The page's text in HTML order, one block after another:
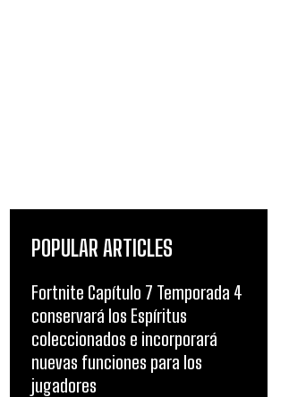
POPULAR ARTICLES
Fortnite Capítulo 7 Temporada 4
conservará los Espíritus
coleccionados e incorporará
nuevas funciones para los
jugadores